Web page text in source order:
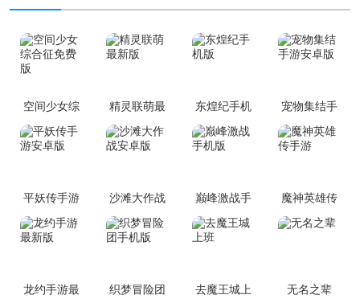
空间少女综
合征免费版
精灵联萌最
东煌纪手机
宠物集结手
游安卓版
平妖传手游
沙滩大作战
巅峰激战手
魔神英雄传
龙约手游最
织梦冒险团
去魔王城上
无名之辈